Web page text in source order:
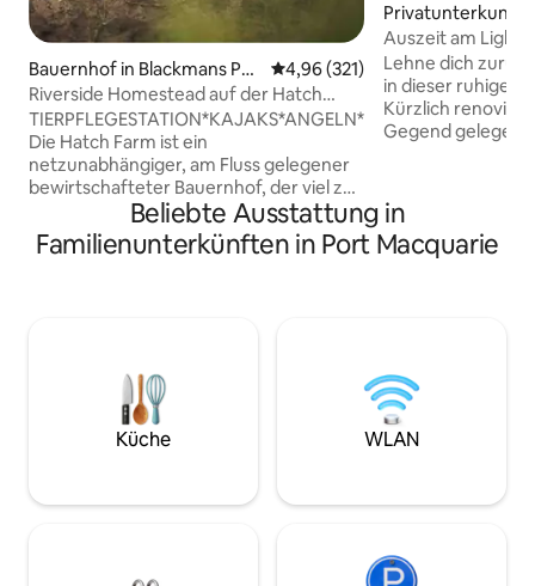
Bauernhof in Blackmans Poi
nt
Durchschnittliche Bewertung:
4,96 (321)
Riverside Homestead auf der Hatch
Farm
Die Hatch Farm ist ein
netzunabhängiger, am Fluss gelegener
bewirtschafteter Bauernhof, der viel zu
bieten hat: von der Interaktion mit den
freundlichen Tieren über das Auswerfen
deiner Angelschnur, das Zu-Wasser-
Lagerfeuer, während du dich abends
entspannst, auf die Sterne blickst und
einen Marshmallow röstest. Wir haben
Schweine, Schafe, Ziegen, Pferde, Kühe,
und Hunde.
Privatunterkunft
cquarie
Auszeit am
Lehne dich
in dieser ruhigen,
Kürzlich
Gegend gelegen,
Smart-TV im
Smart-TV im
Gehminuten vom
entfernt. 3
Betten, 1
Toiletten.
zusätzlicher
Beliebte Ausstattung in
Familienunterkünften in Port Macquarie
Küche WLAN